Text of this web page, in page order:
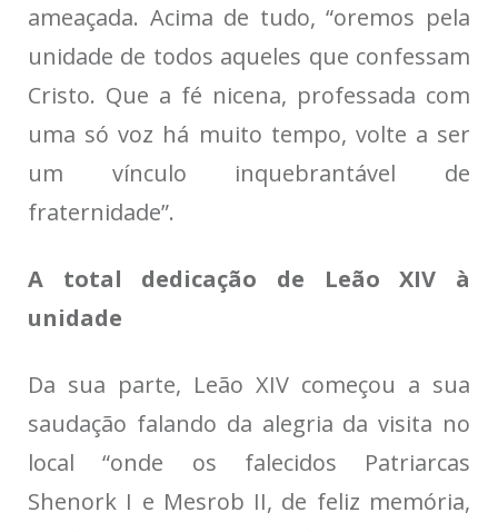
ameaçada. Acima de tudo, “oremos pela
unidade de todos aqueles que confessam
Cristo. Que a fé nicena, professada com
uma só voz há muito tempo, volte a ser
um vínculo inquebrantável de
fraternidade”.
A total dedicação de Leão XIV à
unidade
Da sua parte, Leão XIV começou a sua
saudação falando da alegria da visita no
local “onde os falecidos Patriarcas
Shenork I e Mesrob II, de feliz memória,